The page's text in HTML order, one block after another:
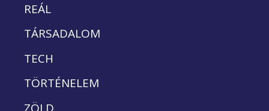
REÁL
TÁRSADALOM
TECH
TÖRTÉNELEM